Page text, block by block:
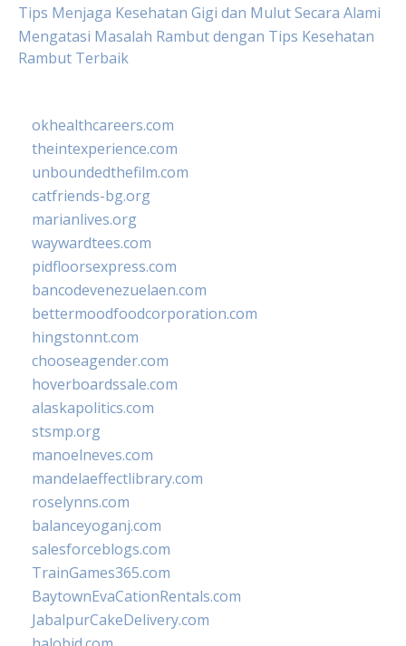
Tips Menjaga Kesehatan Gigi dan Mulut Secara Alami
Mengatasi Masalah Rambut dengan Tips Kesehatan
Rambut Terbaik
okhealthcareers.com
theintexperience.com
unboundedthefilm.com
catfriends-bg.org
marianlives.org
waywardtees.com
pidfloorsexpress.com
bancodevenezuelaen.com
bettermoodfoodcorporation.com
hingstonnt.com
chooseagender.com
hoverboardssale.com
alaskapolitics.com
stsmp.org
manoelneves.com
mandelaeffectlibrary.com
roselynns.com
balanceyoganj.com
salesforceblogs.com
TrainGames365.com
BaytownEvaCationRentals.com
JabalpurCakeDelivery.com